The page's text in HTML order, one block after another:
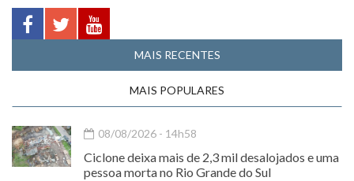
MAIS RECENTES
MAIS POPULARES
08/08/2026 - 14h58
Ciclone deixa mais de 2,3 mil desalojados e uma
pessoa morta no Rio Grande do Sul